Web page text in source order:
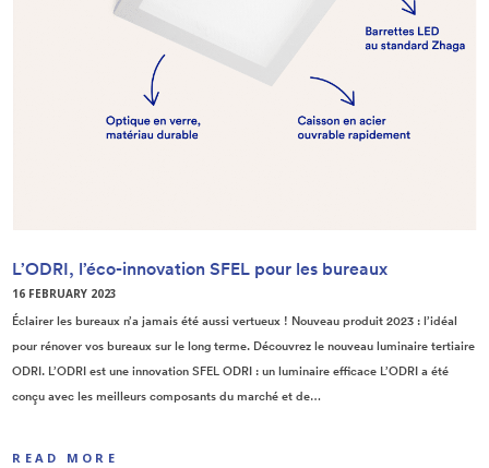
L’ODRI, l’éco-innovation SFEL pour les bureaux
16 FEBRUARY 2023
Éclairer les bureaux n’a jamais été aussi vertueux ! Nouveau produit 2023 : l’idéal
pour rénover vos bureaux sur le long terme. Découvrez le nouveau luminaire tertiaire
ODRI. L’ODRI est une innovation SFEL ODRI : un luminaire efficace L’ODRI a été
conçu avec les meilleurs composants du marché et de…
READ MORE